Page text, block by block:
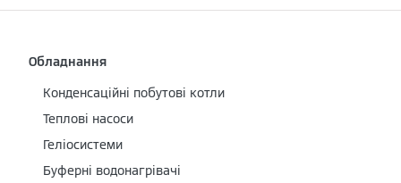
Обладнання
Конденсаційні побутові котли
Теплові насоси
Геліосистеми
Буферні водонагрівачі